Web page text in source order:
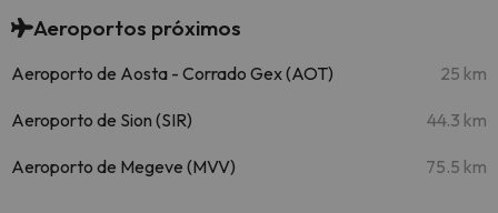
Aeroportos próximos
Aeroporto de Aosta - Corrado Gex (AOT) 25 km
Aeroporto de Sion (SIR) 44.3 km
Aeroporto de Megeve (MVV) 75.5 km